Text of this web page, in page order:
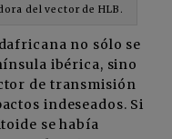
del vector de HLB.
no sólo se
ibérica, sino
de transmisión
indeseados. Si
se había